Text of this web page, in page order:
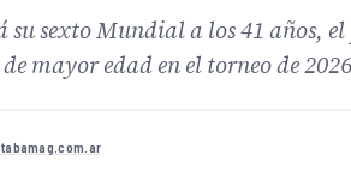
sexto Mundial a los 41 años,
mayor edad en el torneo de